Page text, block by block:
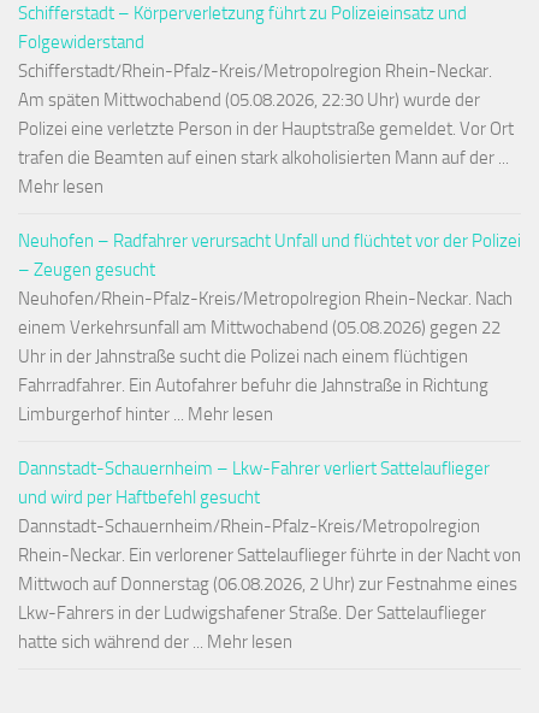
Schifferstadt – Körperverletzung führt zu Polizeieinsatz und
Folgewiderstand
Schifferstadt/Rhein-Pfalz-Kreis/Metropolregion Rhein-Neckar.
Am späten Mittwochabend (05.08.2026, 22:30 Uhr) wurde der
Polizei eine verletzte Person in der Hauptstraße gemeldet. Vor Ort
trafen die Beamten auf einen stark alkoholisierten Mann auf der ...
Mehr lesen
Neuhofen – Radfahrer verursacht Unfall und flüchtet vor der Polizei
– Zeugen gesucht
Neuhofen/Rhein-Pfalz-Kreis/Metropolregion Rhein-Neckar. Nach
einem Verkehrsunfall am Mittwochabend (05.08.2026) gegen 22
Uhr in der Jahnstraße sucht die Polizei nach einem flüchtigen
Fahrradfahrer. Ein Autofahrer befuhr die Jahnstraße in Richtung
Limburgerhof hinter ... Mehr lesen
Dannstadt-Schauernheim – Lkw-Fahrer verliert Sattelauflieger
und wird per Haftbefehl gesucht
Dannstadt-Schauernheim/Rhein-Pfalz-Kreis/Metropolregion
Rhein-Neckar. Ein verlorener Sattelauflieger führte in der Nacht von
Mittwoch auf Donnerstag (06.08.2026, 2 Uhr) zur Festnahme eines
Lkw-Fahrers in der Ludwigshafener Straße. Der Sattelauflieger
hatte sich während der ... Mehr lesen